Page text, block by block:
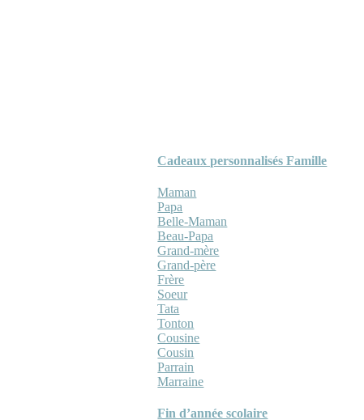
Cadeaux personnalisés Famille
Maman
Papa
Belle-Maman
Beau-Papa
Grand-mère
Grand-père
Frère
Soeur
Tata
Tonton
Cousine
Cousin
Parrain
Marraine
Fin d’année scolaire